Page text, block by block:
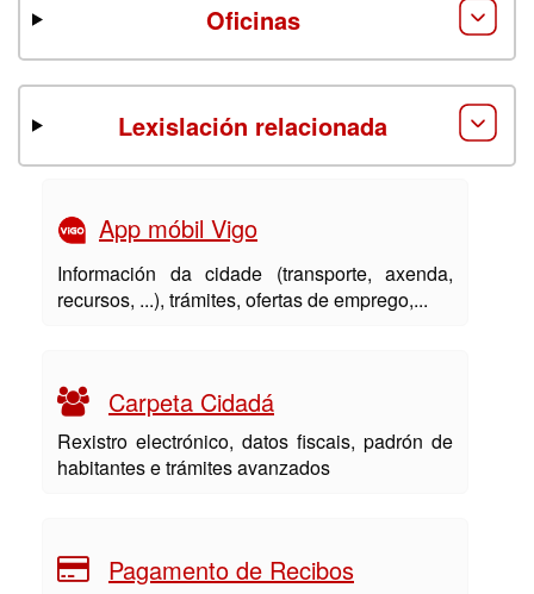
Oficinas
Lexislación relacionada
App móbil Vigo
Información da cidade (transporte, axenda,
recursos, ...), trámites, ofertas de emprego,...
Carpeta Cidadá
Rexistro electrónico, datos fiscais, padrón de
habitantes e trámites avanzados
Pagamento de Recibos